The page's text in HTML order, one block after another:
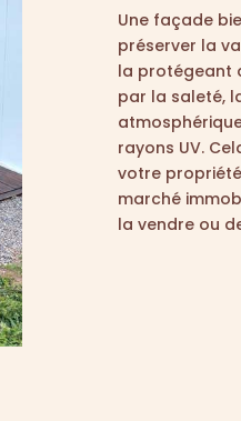
Une façade
préserver la
la protégeant
par la saleté,
rayons UV.
votre
marché
la vendre ou